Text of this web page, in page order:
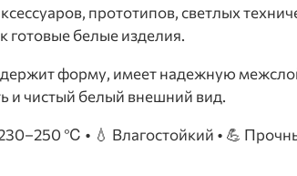
прототипов, светлых
готовые белые изделия.
держит форму, имеет надежную
и чистый белый внешний вид.
230–250 ℃ • 💧 Влагостойкий • 💪